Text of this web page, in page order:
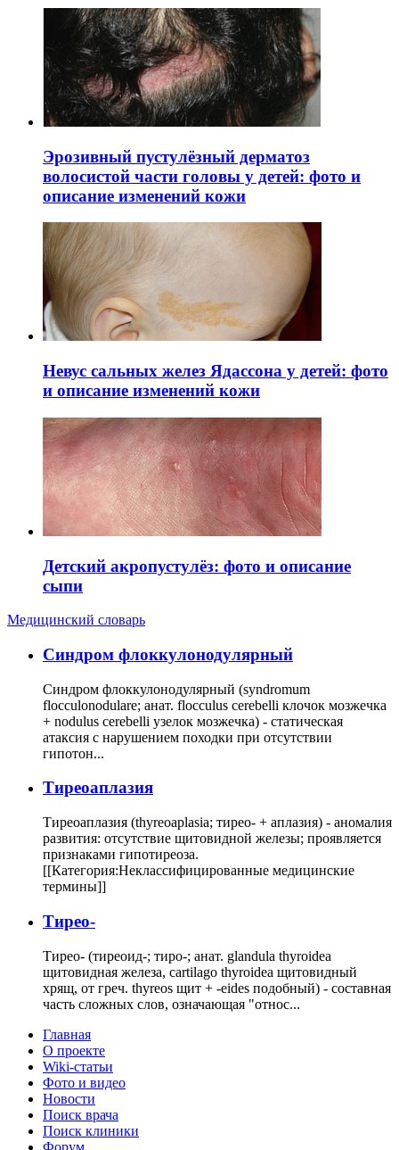
Эрозивный пустулёзный дерматоз
волосистой части головы у детей: фото и
описание изменений кожи
Невус сальных желез Ядассона у детей: фото
и описание изменений кожи
Детский акропустулёз: фото и описание
сыпи
Медицинский словарь
Cиндром флоккулонодулярный
Синдром флоккулонодулярный (syndromum
flocculonodulare; анат. flocculus cerebelli клочок мозжечка
+ nodulus cerebelli узелок мозжечка) - статическая
атаксия с нарушением походки при отсутствии
гипотон...
Тиреоаплазия
Тиреоаплазия (thyreoaplasia; тирео- + аплазия) - аномалия
развития: отсутствие щитовидной железы; проявляется
признаками гипотиреоза.
[[Категория:Неклассифицированные медицинские
термины]]
Тирео-
Тирео- (тиреоид-; тиро-; анат. glandula thyroidea
щитовидная железа, cartilago thyroidea щитовидный
хрящ, от греч. thyreos щит + -eides подобный) - составная
часть сложных слов, означающая "относ...
Главная
О проекте
Wiki-статьи
Фото и видео
Новости
Поиск врача
Поиск клиники
Форум